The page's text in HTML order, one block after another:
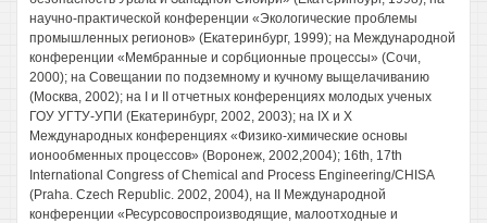
научно-практической конференции «Экологические проблемы
промышленных регионов» (Екатеринбург, 1999); на Международной
конференции «Мембранные и сорбционные процессы» (Сочи,
2000); на Совещании по подземному и кучному выщелачиванию
(Москва, 2002); на I и II отчетных конференциях молодых ученых
ГОУ УГТУ-УПИ (Екатеринбург, 2002, 2003); на IX и X
Международных конференциях «Физико-химические основы
ионообменных процессов» (Воронеж, 2002,2004); 16th, 17th
International Congress of Chemical and Process Engineering/CHISA
(Praha. Czech Republic. 2002, 2004), на II Международной
конференции «Ресурсовоспроизводящие, малоотходные и